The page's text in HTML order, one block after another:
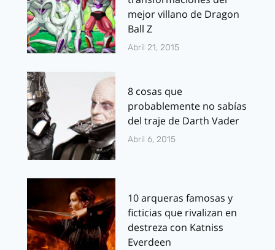
mejor villano de Dragon
Ball Z
Abril 21, 2015
8 cosas que
probablemente no sabías
del traje de Darth Vader
Abril 6, 2015
10 arqueras famosas y
ficticias que rivalizan en
destreza con Katniss
Everdeen